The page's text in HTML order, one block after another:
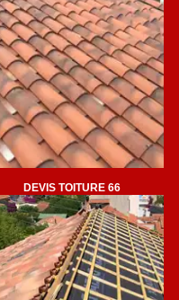
DEVIS TOITURE 66